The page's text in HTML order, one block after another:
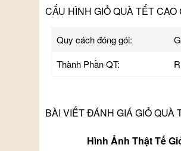
CẤU HÌNH GIỎ QUÀ TẾT
Quy cách đóng gói:
Thành Phần QT:
BÀI VIẾT ĐÁNH GIÁ GIỎ QUÀ
Hình Ảnh Thật Tế